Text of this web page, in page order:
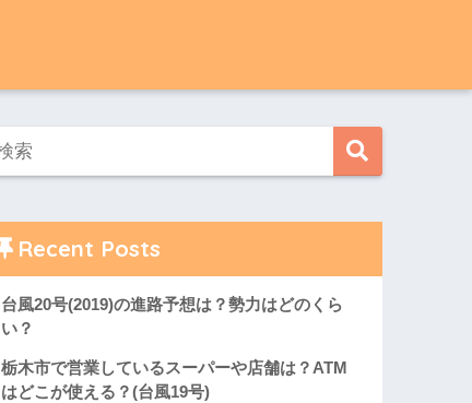
Recent Posts
台風20号(2019)の進路予想は？勢力はどのくら
い？
栃木市で営業しているスーパーや店舗は？ATM
はどこが使える？(台風19号)